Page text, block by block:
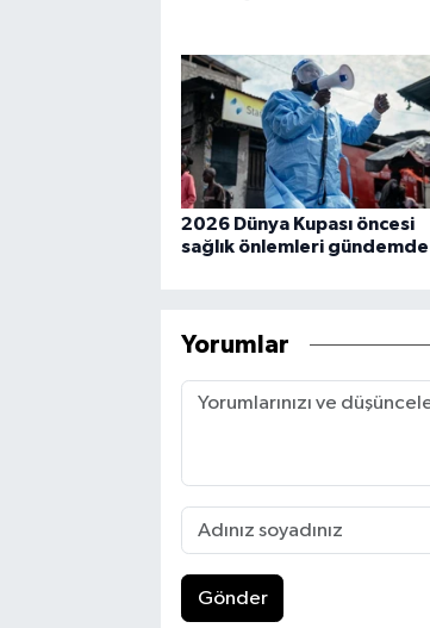
2026 Dünya Kupası öncesi
sağlık önlemleri gündemde
Yorumlar
Gönder